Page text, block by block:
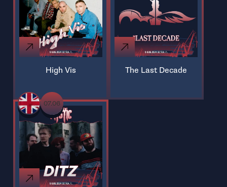
High Vis The Last Decade
07.06